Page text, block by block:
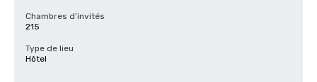
Chambres d’invités
215
Type de lieu
Hôtel